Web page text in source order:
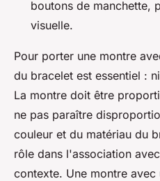
boutons de manchette,
visuelle.
Pour porter une montre
du bracelet est essentiel :
La montre doit être
ne pas paraître
couleur et du matériau du
rôle dans l'association
contexte. Une montre